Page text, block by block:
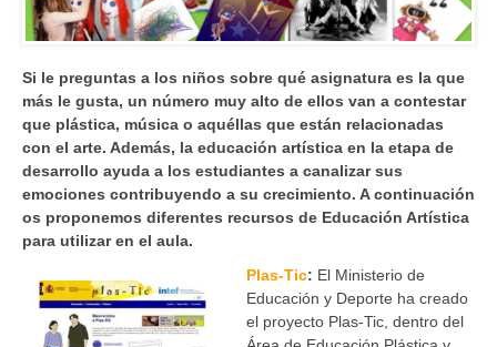
Si le preguntas a los niños sobre qué asignatura es la que
más le gusta, un número muy alto de ellos van a contestar
que plástica, música o aquéllas que están relacionadas
con el arte. Además, la educación artística en la etapa de
desarrollo ayuda a los estudiantes a canalizar sus
emociones contribuyendo a su crecimiento. A continuación
os proponemos diferentes recursos de Educación Artística
para utilizar en el aula.
Plas-Tic: El Ministerio de
Educación y Deporte ha creado
el proyecto Plas-Tic, dentro del